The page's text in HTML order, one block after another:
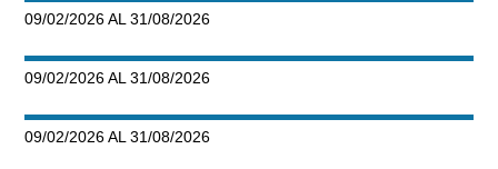
09/02/2026 AL 31/08/2026
09/02/2026 AL 31/08/2026
09/02/2026 AL 31/08/2026